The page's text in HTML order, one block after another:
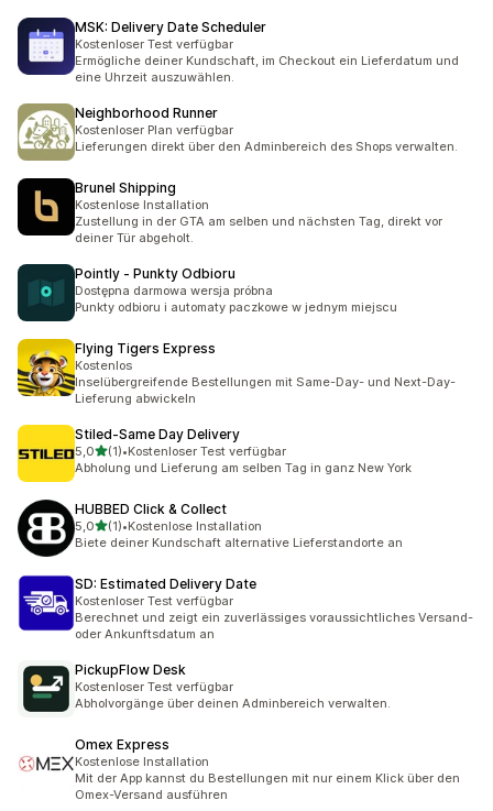
MSK: Delivery Date Scheduler
Kostenloser Test verfügbar
Ermögliche deiner Kundschaft, im Checkout ein Lieferdatum und
eine Uhrzeit auszuwählen.
Neighborhood Runner
Kostenloser Plan verfügbar
Lieferungen direkt über den Adminbereich des Shops verwalten.
Brunel Shipping
Kostenlose Installation
Zustellung in der GTA am selben und nächsten Tag, direkt vor
deiner Tür abgeholt.
Pointly ‑ Punkty Odbioru
Dostępna darmowa wersja próbna
Punkty odbioru i automaty paczkowe w jednym miejscu
Flying Tigers Express
Kostenlos
Inselübergreifende Bestellungen mit Same-Day- und Next-Day-
Lieferung abwickeln
Stiled‑Same Day Delivery
5,0von 5 Sternen
(1)
1 Rezensionen insgesamt
•Kostenloser Test verfügbar
Abholung und Lieferung am selben Tag in ganz New York
HUBBED Click & Collect
5,0von 5 Sternen
(1)
1 Rezensionen insgesamt
•Kostenlose Installation
Biete deiner Kundschaft alternative Lieferstandorte an
SD: Estimated Delivery Date
Kostenloser Test verfügbar
Berechnet und zeigt ein zuverlässiges voraussichtliches Versand-
oder Ankunftsdatum an
PickupFlow Desk
Kostenloser Test verfügbar
Abholvorgänge über deinen Adminbereich verwalten.
Omex Express
Kostenlose Installation
Mit der App kannst du Bestellungen mit nur einem Klick über den
Omex-Versand ausführen